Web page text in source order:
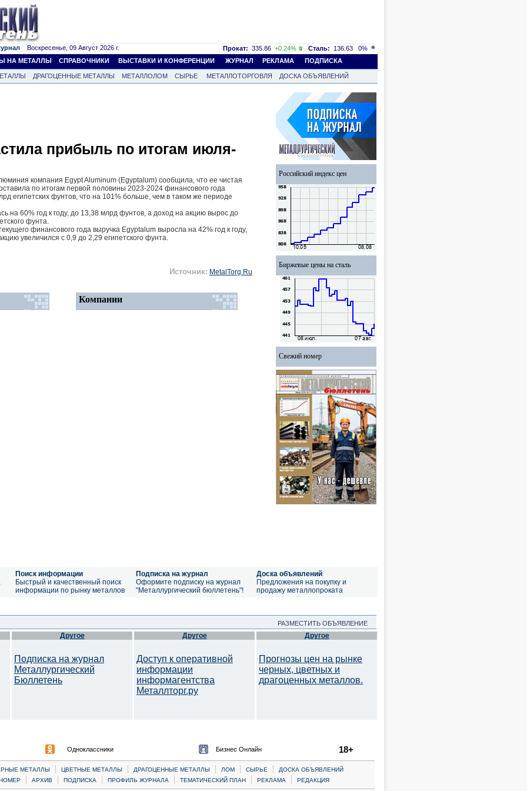
Воскресенье, 09 Август 2026 г. Прокат: 335.86 +0.24% Сталь: 136.63
0%
НА МЕТАЛЛЫ СПРАВОЧНИКИ ВЫСТАВКИ И КОНФЕРЕНЦИИ ЖУРНАЛ РЕКЛАМА ПОДПИСКА
ДРАГОЦЕННЫЕ МЕТАЛЛЫ МЕТАЛЛОЛОМ СЫРЬЕ МЕТАЛЛОТОРГОВЛЯ
ДОСКА ОБЪЯВЛЕНИЙ
прибыль по итогам июля-
компания Egypt Aluminum (Egyptalum) сообщила, что ее чистая
по итогам первой половины 2023-2024 финансового года
египетских фунтов, что на 101% больше, чем в таком же периоде
на 60% год к году, до 13,38 млрд фунтов, а доход на акцию вырос до
фунта.
финансового года выручка Egyptalum выросла на 42% год к году,
увеличился с 0,9 до 2,29 египетского фунта.
Источник: MetalTorg.Ru
Компании
Российский индекс цен
Биржевые цены на сталь
Свежий номер
Поиск информации
Быстрый и качественный поиск
информации по рынку металлов
Подписка на журнал
Оформите подписку на журнал
"Металлургический бюллетень"!
Доска объявлений
Предложения на покупку и
продажу металлопроката
РАЗМЕСТИТЬ ОБЪЯВЛЕНИЕ
Другое
Подписка на журнал
Металлургический
Бюллетень
Другое
Доступ к оперативной
информации
информагентства
Металлторг.ру
Другое
Прогнозы цен на рынке
черных, цветных и
драгоценных металлов.
Одноклассники Бизнес Онлайн 18+
МЕТАЛЛЫ | ЦВЕТНЫЕ МЕТАЛЛЫ | ДРАГОЦЕННЫЕ МЕТАЛЛЫ | ЛОМ | CЫРЬЕ |
ДОСКА ОБЪЯВЛЕНИЙ
| АРХИВ | ПОДПИСКА | ПРОФИЛЬ ЖУРНАЛА | ТЕМАТИЧЕСКИЙ ПЛАН | РЕКЛАМА | РЕДАКЦИЯ